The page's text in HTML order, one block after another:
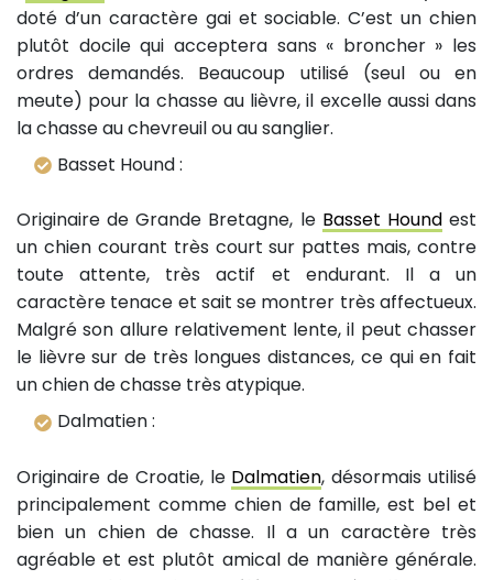
doté d’un caractère gai et sociable. C’est un chien
plutôt docile qui acceptera sans « broncher » les
ordres demandés. Beaucoup utilisé (seul ou en
meute) pour la chasse au lièvre, il excelle aussi dans
la chasse au chevreuil ou au sanglier.
Basset Hound :
Originaire de Grande Bretagne, le Basset Houndest
un chien courant très court sur pattes mais, contre
toute attente, très actif et endurant. Il a un
caractère tenace et sait se montrer très affectueux.
Malgré son allure relativement lente, il peut chasser
le lièvre sur de très longues distances, ce qui en fait
un chien de chasse très atypique.
Dalmatien :
Originaire de Croatie, le Dalmatien, désormais utilisé
principalement comme chien de famille, est bel et
bien un chien de chasse. Il a un caractère très
agréable et est plutôt amical de manière générale.